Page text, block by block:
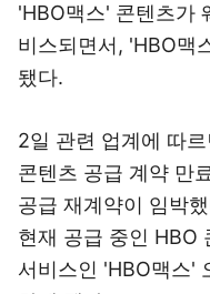
'HBO맥스' 콘텐츠가
비스되면서, 'HBO맥
됐다.
2일 관련 업계에 따
콘텐츠 공급 계약 만
공급 재계약이 임박
현재 공급 중인 HBO
서비스인 'HBO맥스'